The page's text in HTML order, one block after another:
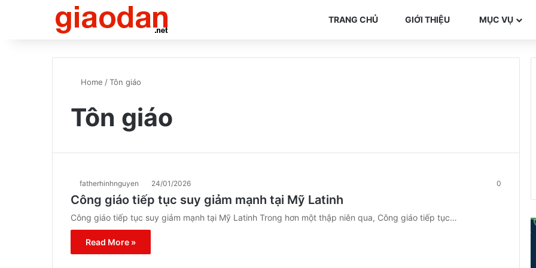
TRANG CHỦ GIỚI THIỆU MỤC VỤ
Home /Tôn giáo
Tôn giáo
fatherhinhnguyen 24/01/2026 0
Công giáo tiếp tục suy giảm mạnh tại Mỹ Latinh
Công giáo tiếp tục suy giảm mạnh tại Mỹ Latinh Trong hơn một thập niên qua, Công giáo tiếp tục…
Read More »
Đ
ể